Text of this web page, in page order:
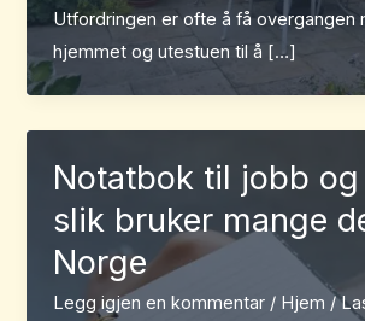
Utfordringen er ofte å få overgangen
hjemmet og utestuen til å […]
Notatbok til jobb
slik bruker mange
Norge
Legg igjen en kommentar / Hjem /